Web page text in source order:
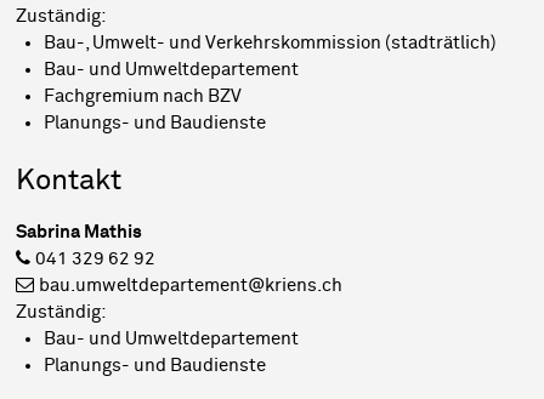
Zuständig:
Bau-, Umwelt- und Verkehrskommission (stadträtlich)
Bau- und Umweltdepartement
Fachgremium nach BZV
Planungs- und Baudienste
Kontakt
Sabrina Mathis
041 329 62 92
bau.umweltdepartement@kriens.ch
Zuständig:
Bau- und Umweltdepartement
Planungs- und Baudienste